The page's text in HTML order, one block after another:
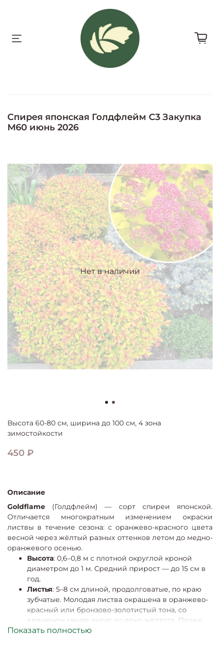
Спирея японская Голдфлейм С3 Закупка
М60 июнь 2026
Нет в наличии
Высота 60-80 см, ширина до 100 см, 4 зона
зимостойкости
450 ₽
Описание
Goldflame
(Голдфлейм) — сорт спиреи японской.
Отличается многократным изменением окраски
листвы в течение сезона: с оранжево-красного цвета
весной через жёлтый разных оттенков летом до медно-
оранжевого осенью.
Высота: 0,6–0,8 м с плотной округлой кроной
диаметром до 1 м. Средний прирост — до 15 см в
год.
Листья: 5–8 см длиной, продолговатые, по краю
зубчатые. Молодая листва окрашена в оранжево-
красный или бронзово-золотистый тона, со
временем меняя окрас до ярко-жёлтого. Позже,
на момент цветения, листья становятся жёлто-
Показать полностью